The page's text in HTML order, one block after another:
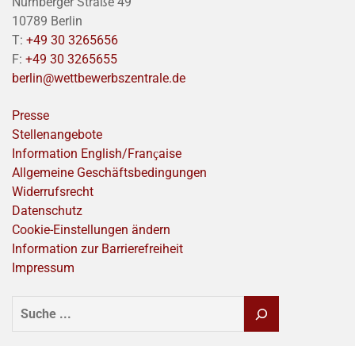
10789 Berlin
T: +49 30 3265656
F: +49 30 3265655
berlin@wettbewerbszentrale.de
Presse
Stellenangebote
Information English/Franҫaise
Allgemeine Geschäftsbedingungen
Widerrufsrecht
Datenschutz
Cookie-Einstellungen ändern
Information zur Barrierefreiheit
Impressum
SUCHEN